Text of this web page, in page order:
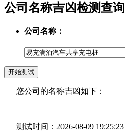
公司名称吉凶检测查询
公司名称：
您公司的名称吉凶如下：
测试时间：2026-08-09 19:25:23